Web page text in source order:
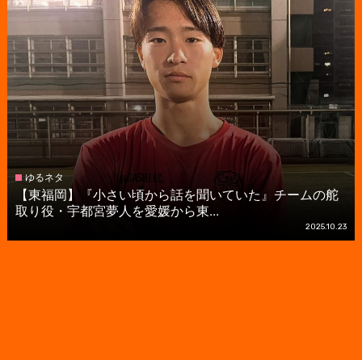
ゆるネタ
【東福岡】『小さい頃から話を聞いていた』チームの舵
取り役・宇都宮夢人を愛媛から東...
2025.10.23